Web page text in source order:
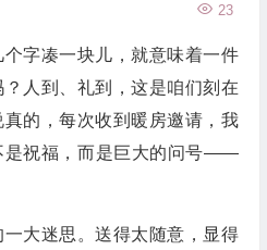
23
字凑一块儿，就意味着一件
人到、礼到，这是咱们刻在
的，每次收到暖房邀请，我
是祝福，而是巨大的问号——
大迷思。送得太随意，显得